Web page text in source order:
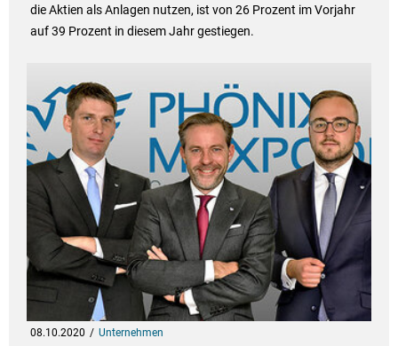
die Aktien als Anlagen nutzen, ist von 26 Prozent im Vorjahr
auf 39 Prozent in diesem Jahr gestiegen.
08.10.2020 Unternehmen